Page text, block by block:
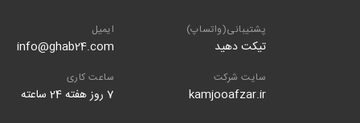
پشتیبانی(واتساپ)
تیکت دهید
ایمیل
info@ghab24.com
سایت شرکت
kamjooafzar.ir
ساعت کاری
7 روز هفته 24 ساعته